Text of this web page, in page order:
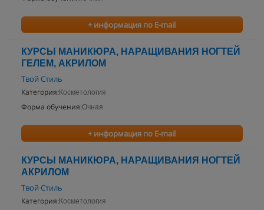
+ информация по E-mail
КУРСЫ МАНИКЮРА, НАРАЩИВАНИЯ НОГТЕЙ
ГЕЛЕМ, АКРИЛОМ
Твой Стиль
Категория: Косметология
Форма обучения:Очная
+ информация по E-mail
КУРСЫ МАНИКЮРА, НАРАЩИВАНИЯ НОГТЕЙ
АКРИЛОМ
Твой Стиль
Категория: Косметология